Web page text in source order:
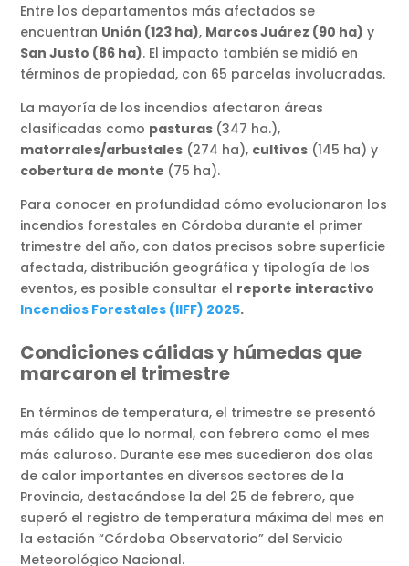
Entre los departamentos más afectados se
encuentran Unión (123 ha), Marcos Juárez (90 ha) y
San Justo (86 ha). El impacto también se midió en
términos de propiedad, con 65 parcelas involucradas.
La mayoría de los incendios afectaron áreas
clasificadas como pasturas (347 ha.),
matorrales/arbustales (274 ha), cultivos (145 ha) y
cobertura de monte (75 ha).
Para conocer en profundidad cómo evolucionaron los
incendios forestales en Córdoba durante el primer
trimestre del año, con datos precisos sobre superficie
afectada, distribución geográfica y tipología de los
eventos, es posible consultar el reporte interactivo
Incendios Forestales (IIFF) 2025.
Condiciones cálidas y húmedas que
marcaron el trimestre
En términos de temperatura, el trimestre se presentó
más cálido que lo normal, con febrero como el mes
más caluroso. Durante ese mes sucedieron dos olas
de calor importantes en diversos sectores de la
Provincia, destacándose la del 25 de febrero, que
superó el registro de temperatura máxima del mes en
la estación “Córdoba Observatorio” del Servicio
Meteorológico Nacional.